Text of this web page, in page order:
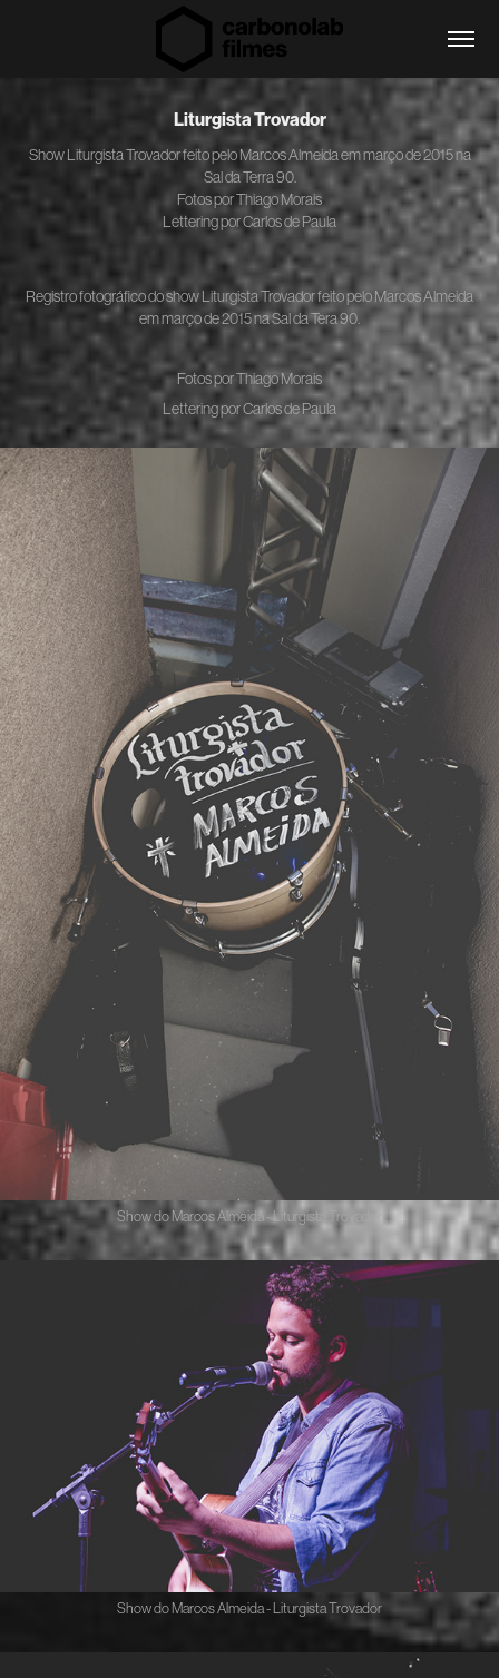
Liturgista Trovador
Show Liturgista Trovador feito pelo Marcos Almeida em março de 2015 na
Sal da Terra 90.
Fotos por Thiago Morais
Lettering por Carlos de Paula
Registro fotográfico do show Liturgista Trovador feito pelo Marcos Almeida
em março de 2015 na Sal da Tera 90.
Fotos por Thiago Morais
Lettering por Carlos de Paula
Show do Marcos Almeida - Liturgista Trovador
Show do Marcos Almeida - Liturgista Trovador